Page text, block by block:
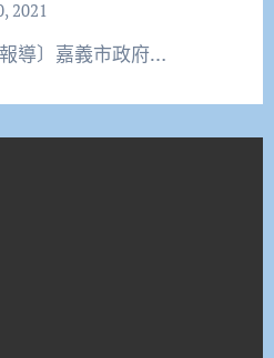
2021
報導〕嘉義市政府…